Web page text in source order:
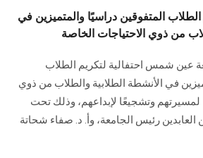
المتفوقين دراسيًا والمتميزين في
من ذوي الاحتياجات الخاصة
عين شمس احتفالية لتكريم الطلاب
في الأنشطة الطلابية والطلاب من ذوي
لمسيرتهم وتشجيعًا لإبداعهم، وذلك تحت
العابدين رئيس الجامعة، وأ. د. صفاء شحاتة